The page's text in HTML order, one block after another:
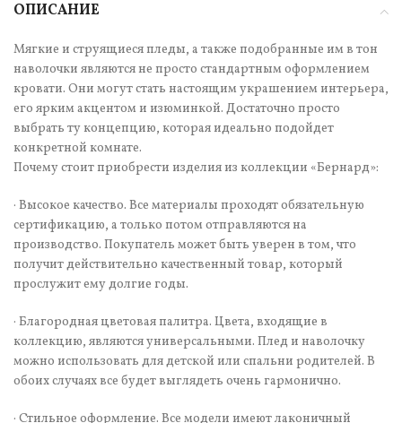
ОПИСАНИЕ
Мягкие и струящиеся пледы, а также подобранные им в тон
наволочки являются не просто стандартным оформлением
кровати. Они могут стать настоящим украшением интерьера,
его ярким акцентом и изюминкой. Достаточно просто
выбрать ту концепцию, которая идеально подойдет
конкретной комнате.
Почему стоит приобрести изделия из коллекции «Бернард»:
· Высокое качество. Все материалы проходят обязательную
сертификацию, а только потом отправляются на
производство. Покупатель может быть уверен в том, что
получит действительно качественный товар, который
прослужит ему долгие годы.
· Благородная цветовая палитра. Цвета, входящие в
коллекцию, являются универсальными. Плед и наволочку
можно использовать для детской или спальни родителей. В
обоих случаях все будет выглядеть очень гармонично.
· Стильное оформление. Все модели имеют лаконичный